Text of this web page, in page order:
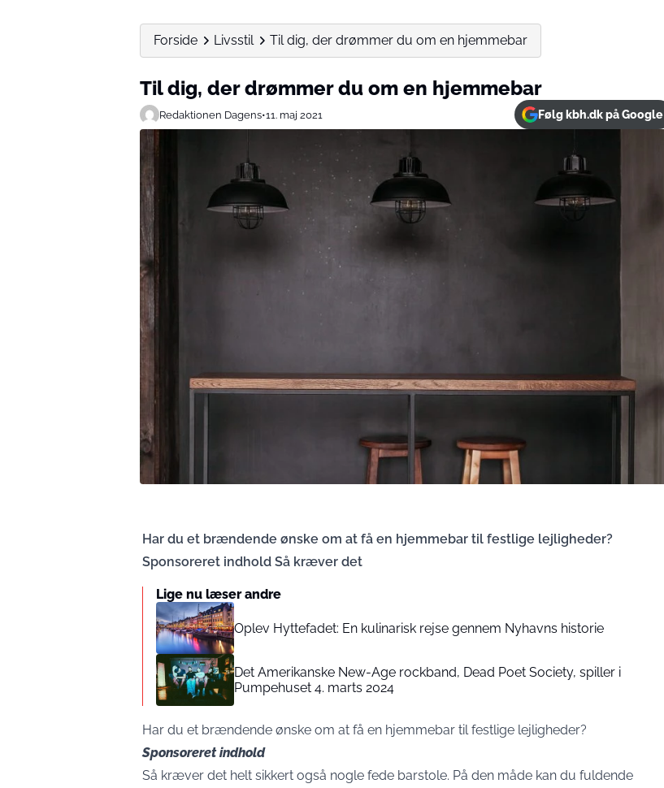
Forside Livsstil Til dig, der drømmer du om en hjemmebar
Til dig, der drømmer du om en hjemmebar
Redaktionen Dagens•11. maj 2021 Følg kbh.dk på Google
Har du et brændende ønske om at få en hjemmebar til festlige lejligheder?
Sponsoreret indhold Så kræver det
Lige nu læser andre
Oplev Hyttefadet: En kulinarisk rejse gennem Nyhavns historie
Det Amerikanske New-Age rockband, Dead Poet Society, spiller i
Pumpehuset 4. marts 2024
Har du et brændende ønske om at få en hjemmebar til festlige lejligheder?
Sponsoreret indhold
Så kræver det helt sikkert også nogle fede barstole. På den måde kan du fuldende